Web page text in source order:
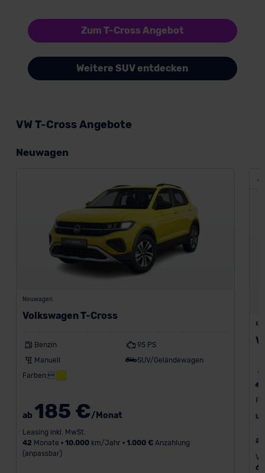
Zum T-Cross Angebot
Weitere SUV entdecken
VW T-Cross Angebote
Neuwagen
Neuwagen
Volkswagen T-Cross
Benzin
95 PS
Manuell
SUV/Geländewagen
Farben:
ab 185 €/Monat
Leasing inkl. MwSt.
42 Monate • 10.000km/Jahr • 1.000 €Anzahlung
(anpassbar)
60